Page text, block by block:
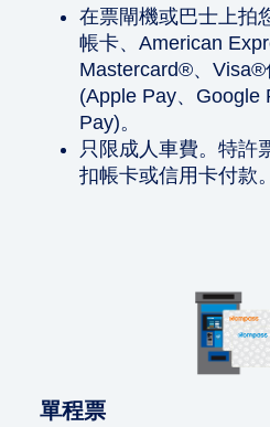
在票閘機或巴士上拍
帳卡、American
Mastercard®、
(Apple Pay、Google
Pay)。
只限成人車費。特許
扣帳卡或信用卡付款。
單程票